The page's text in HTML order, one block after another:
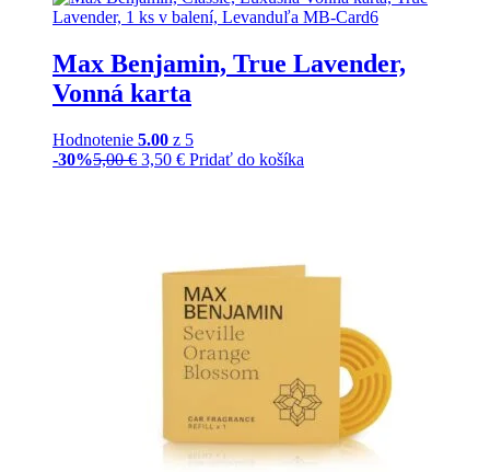
Max Benjamin, True Lavender,
Vonná karta
Hodnotenie 5.00 z 5
-30%5,00€ 3,50 € Pridať do košíka